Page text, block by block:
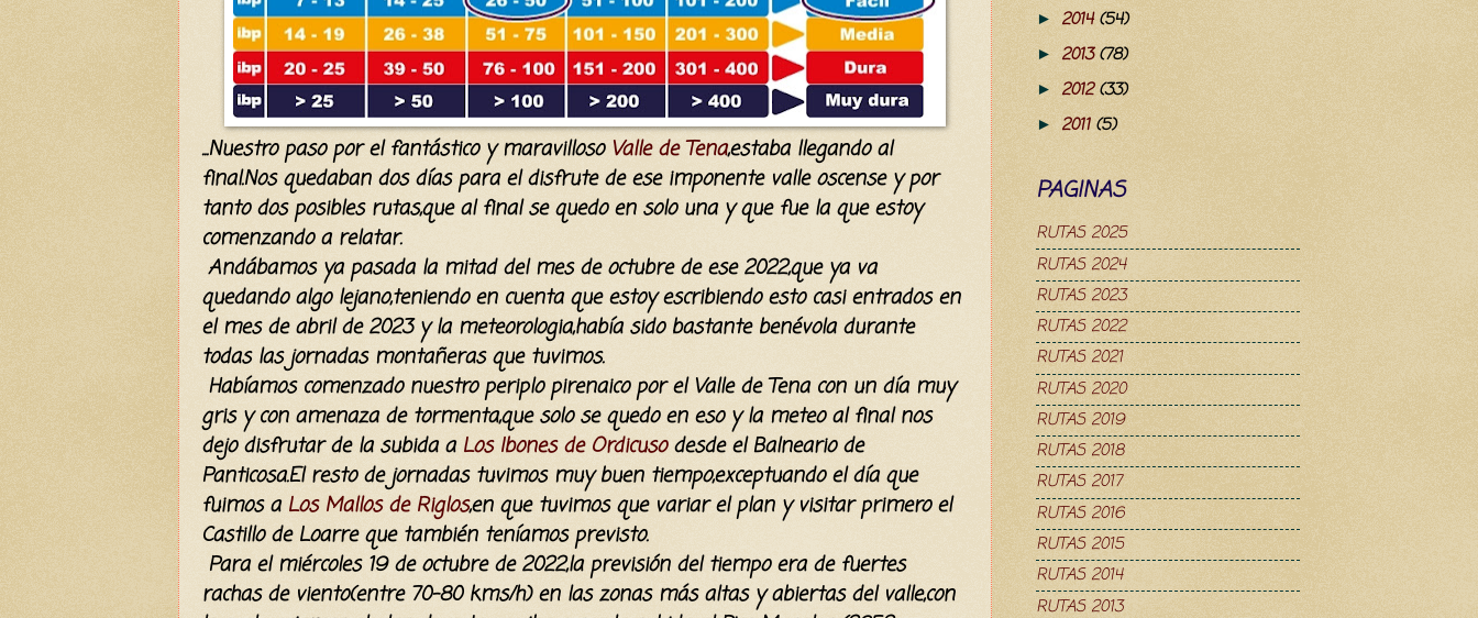
...Nuestro paso por el fantástico y maravilloso Valle de Tena,estaba llegando al
final.Nos quedaban dos días para el disfrute de ese imponente valle oscense y por
tanto dos posibles rutas,que al final se quedo en solo una y que fue la que estoy
comenzando a relatar.
Andábamos ya pasada la mitad del mes de octubre de ese 2022,que ya va
quedando algo lejano,teniendo en cuenta que estoy escribiendo esto casi entrados en
el mes de abril de 2023 y la meteorologia,había sido bastante benévola durante
todas las jornadas montañeras que tuvimos.
Habíamos comenzado nuestro periplo pirenaico por el Valle de Tena con un día muy
gris y con amenaza de tormenta,que solo se quedo en eso y la meteo al final nos
dejo disfrutar de la subida a Los Ibones de Ordicusodesde el Balneario de
Panticosa.El resto de jornadas tuvimos muy buen tiempo,exceptuando el día que
fuimos a Los Mallos de Riglos,en que tuvimos que variar el plan y visitar primero el
Castillo de Loarre que también teníamos previsto.
Para elmiércoles 19 de octubre de 2022,la previsión del tiempo era de fuertes
rachas de viento(entre 70-80 kms/h) en las zonas más altas y abiertas del valle,con
► 2014(54)
► 2013(78)
► 2012(33)
► 2011 (5)
PAGINAS
RUTAS 2025
RUTAS 2024
RUTAS 2023
RUTAS 2022
RUTAS 2021
RUTAS 2020
RUTAS 2019
RUTAS 2018
RUTAS 2017
RUTAS 2016
RUTAS 2015
RUTAS 2014
RUTAS 2013